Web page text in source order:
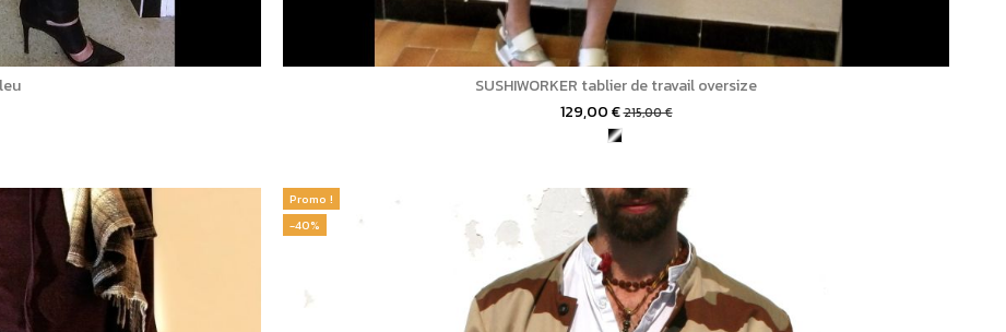
SUSHIWORKER tablier de travail oversize
129,00 €215,00 €
Promo !
-40%